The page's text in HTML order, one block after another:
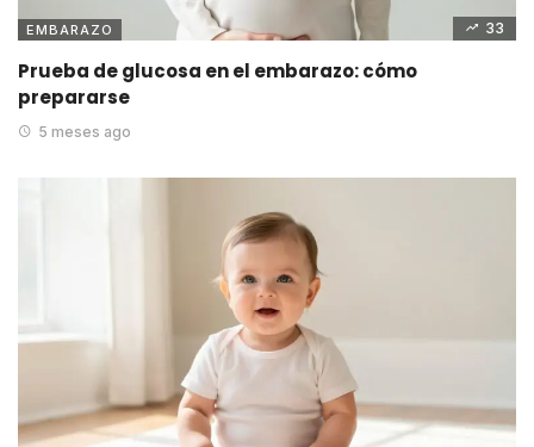
EMBARAZO 33
Prueba de glucosa en el embarazo: cómo
prepararse
5 meses ago